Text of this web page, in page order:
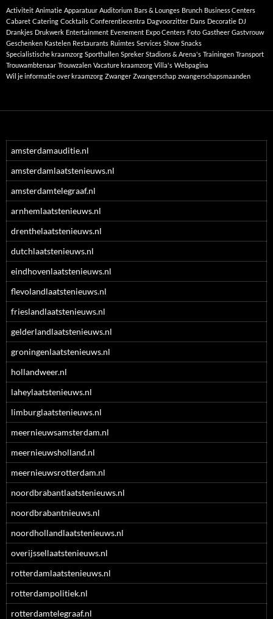
Activiteit Animatie Apparatuur Auditorium Bars & Lounges Brunch Business Centers
Cabaret Catering Cocktails Conferentiecentra Dagvoorzitter Dans Decoratie DJ
Drankjes Drukwerk Entertainment Evenement Expo Centers Foto Gastheer Gastvrouw
Geschenken Kastelen Restaurants Ruimtes Services Show Snacks
Specialistische kraamzorg Sporthallen Spreker Stadions & Arena's Trainingen Transport
Trouwambtenaar Trouwzalen Vacature kraamzorg Villa's Webpagina
Wil je informatie over kraamzorg Zwanger Zwangerschap zwangerschapsmaanden
amsterdamauditie.nl
amsterdamlaatstenieuws.nl
amsterdamtelegraaf.nl
arnhemlaatstenieuws.nl
drenthelaatstenieuws.nl
dutchlaatstenieuws.nl
eindhovenlaatstenieuws.nl
flevolandlaatstenieuws.nl
frieslandlaatstenieuws.nl
gelderlandlaatstenieuws.nl
groningenlaatstenieuws.nl
hollandweer.nl
laheylaatstenieuws.nl
limburglaatstenieuws.nl
meernieuwsamsterdam.nl
meernieuwsholland.nl
meernieuwsrotterdam.nl
noordbrabantlaatstenieuws.nl
noordbrabantnieuws.nl
noordhollandlaatstenieuws.nl
overijssellaatstenieuws.nl
rotterdamlaatstenieuws.nl
rotterdampolitiek.nl
rotterdamtelegraaf.nl